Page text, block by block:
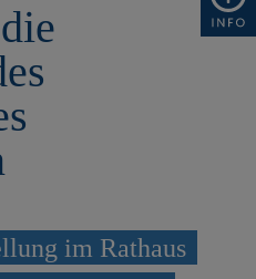
im Rathaus